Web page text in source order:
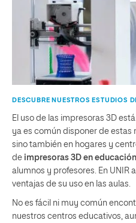
DESCUBRE NUESTROS ESTUDIOS
El uso de las impresoras 3D
ya es común disponer de estas
sino también en hogares y
de impresoras 3D en educación
alumnos y profesores. En UNIR
ventajas de su uso en las aulas.
No es fácil ni muy común
nuestros centros educativos,